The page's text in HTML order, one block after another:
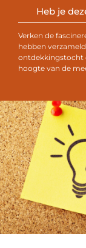
Heb je
Verken de
hebben
ontdekkingstocht
hoogte van de